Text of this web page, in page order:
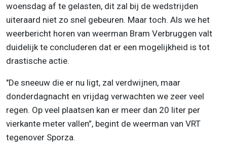
woensdag af te gelasten, dit zal bij de wedstrijden
uiteraard niet zo snel gebeuren. Maar toch. Als we het
weerbericht horen van weerman Bram Verbruggen valt
duidelijk te concluderen dat er een mogelijkheid is tot
drastische actie.
"De sneeuw die er nu ligt, zal verdwijnen, maar
donderdagnacht en vrijdag verwachten we zeer veel
regen. Op veel plaatsen kan er meer dan 20 liter per
vierkante meter vallen”, begint de weerman van VRT
tegenover Sporza.